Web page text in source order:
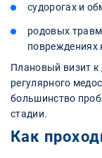
судорогах и
родовых
повреждениях
Плановый визит к
регулярного
большинство
стадии.
Как